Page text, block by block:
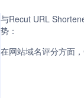
与Recut URL
势：
在网站域名评分方面